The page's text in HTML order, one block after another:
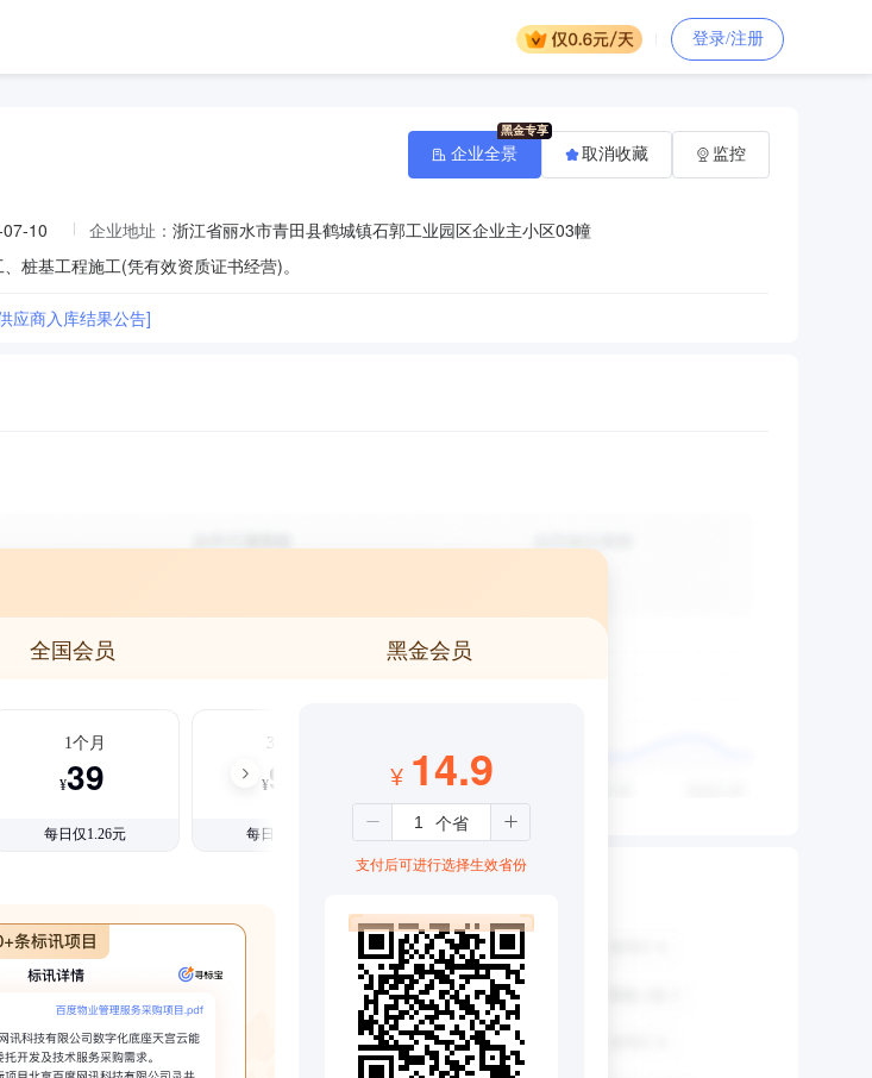
登录/注册
10 企业地址： 浙江省丽水市青田县鹤城镇石郭工业园区企业主小区03幢
桩基工程施工(凭有效资质证书经营)。
应商入库结果公告]
企业全景 取消收藏 监控
全国会员 黑金会员
1个月
¥39
每日仅1.26元
3个月
¥99
每日仅1.08元
¥ 14.9
支付后可进行选择生效省份